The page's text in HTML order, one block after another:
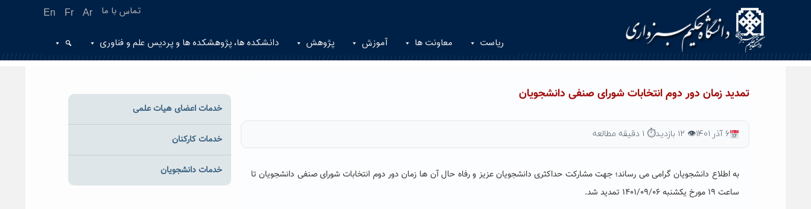
En Fr Ar تماس با ما
ریاست معاونت ها آموزش پژوهش دانشکده ها، پژوهشکده ها و پردیس علم و فناوری
تمدید زمان دور دوم انتخابات شورای صنفی دانشجویان
۶ آذر ۱۴۰۱ 👁 ۱۲ بازدید ⏱ ۱ دقیقه مطالعه
به اطلاع دانشجویان گرامی می رساند؛ جهت مشارکت حداکثری دانشجویان عزیز و رفاه حال آن ها زمان دور دوم انتخابات شورای صنفی دانشجویان تا
ساعت ۱۹ مورخ یکشنبه ۱۴۰۱/۰۹/۰۶ تمدید شد.
خدمات اعضای هیات علمی
خدمات کارکنان
خدمات دانشجویان